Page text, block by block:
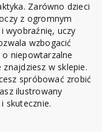
Zarówno dzieci
z ogromnym
wyobraźnię, uczy
wzbogacić
niepowtarzalne
w sklepie.
spróbować zrobić
ilustrowany
skutecznie.